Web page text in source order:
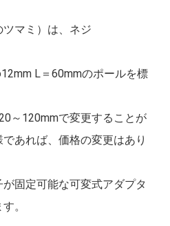
ツマミ）は、ネジ
L＝60mmのポールを標
～120mmで変更することが
あれば、価格の変更はあり
が固定可能な可変式アダプタ
。